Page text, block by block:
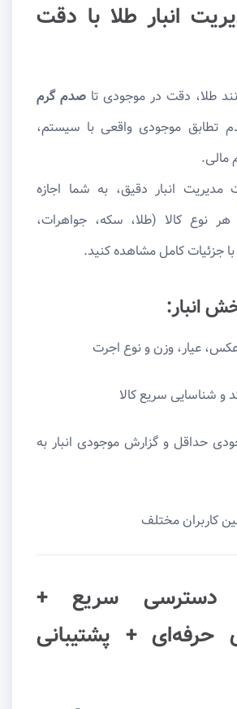
انبار طلا با دقت
طلا، دقت در موجودی تاصدم گرم
تطابق موجودی واقعی با سیستم،
مالی.
مدیریت انبار دقیق، به شما اجازه
نوع کالا (طلا، سکه، جواهرات،
جزئیات کامل مشاهده کنید.
انبار:
عکس، عیار، وزن و نوع اجرت
و شناسایی سریع کالا
حداقل و گزارش موجودی انبار به
بین کاربران مختلف
سریع +
حرفه‌ای + پشتیبانی